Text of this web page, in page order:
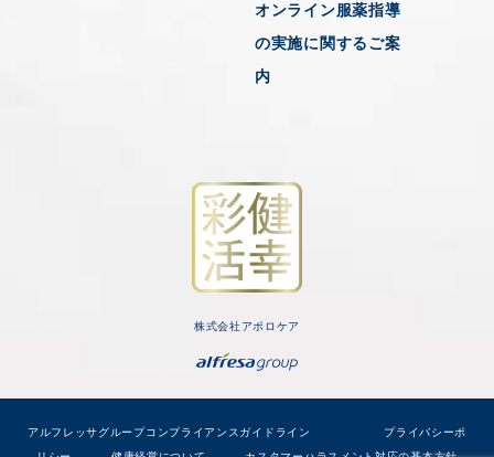
オンライン服薬指導
の実施に関するご案
内
株式会社アポロケア
アルフレッサグループコンプライアンスガイドライン
プライバシーポ